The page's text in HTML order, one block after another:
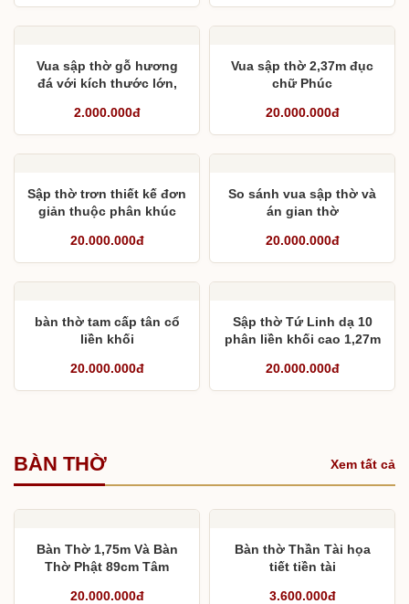
Vua sập thờ gỗ hương
đá với kích thước lớn,
2.000.000đ
Vua sập thờ 2,37m đục
chữ Phúc
20.000.000đ
Sập thờ trơn thiết kế đơn
giản thuộc phân khúc
20.000.000đ
So sánh vua sập thờ và
án gian thờ
20.000.000đ
bàn thờ tam cấp tân cổ
liền khối
20.000.000đ
Sập thờ Tứ Linh dạ 10
phân liền khối cao 1,27m
20.000.000đ
BÀN THỜ Xem tất cả
Bàn Thờ 1,75m Và Bàn
Thờ Phật 89cm Tâm
20.000.000đ
Bàn thờ Thần Tài họa
tiết tiền tài
3.600.000đ